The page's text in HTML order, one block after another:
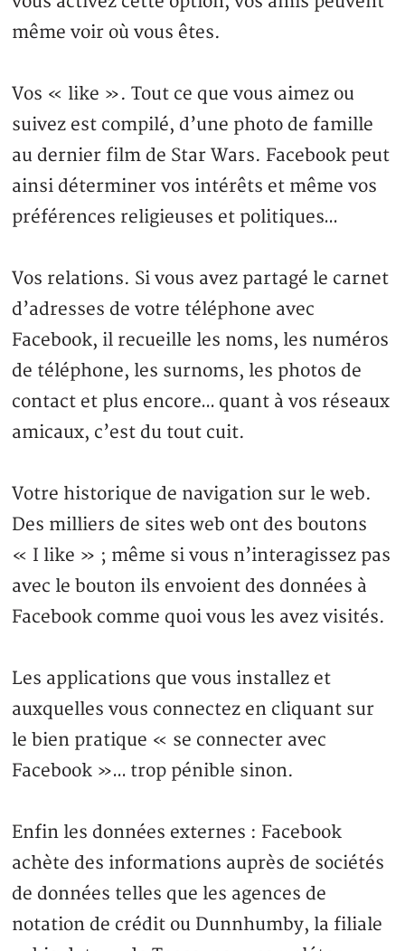
même voir où vous êtes.
Vos « like ». Tout ce que vous aimez ou
suivez est compilé, d’une photo de famille
au dernier film de Star Wars. Facebook peut
ainsi déterminer vos intérêts et même vos
préférences religieuses et politiques…
Vos relations. Si vous avez partagé le carnet
d’adresses de votre téléphone avec
Facebook, il recueille les noms, les numéros
de téléphone, les surnoms, les photos de
contact et plus encore… quant à vos réseaux
amicaux, c’est du tout cuit.
Votre historique de navigation sur le web.
Des milliers de sites web ont des boutons
« I like » ; même si vous n’interagissez pas
avec le bouton ils envoient des données à
Facebook comme quoi vous les avez visités.
Les applications que vous installez et
auxquelles vous connectez en cliquant sur
le bien pratique « se connecter avec
Facebook »… trop pénible sinon.
Enfin les données externes : Facebook
achète des informations auprès de sociétés
de données telles que les agences de
notation de crédit ou Dunnhumby, la filiale